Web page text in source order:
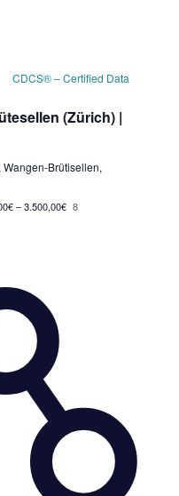
(Zürich) |
CDCS® – Certified Data
Wangen-Brütisellen,
– 3.500,00€ 8